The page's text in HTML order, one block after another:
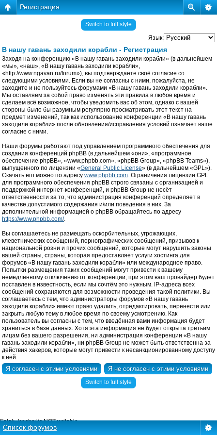
Регистрация
Switch to full style
Язык:
В нашу гавань заходили корабли - Регистрация
Заходя на конференцию «В нашу гавань заходили корабли» (в дальнейшем
«мы», «наш», «В нашу гавань заходили корабли»,
«http://www.ngavan.ru/forum»), вы подтверждаете своё согласие со
следующими условиями. Если вы не согласны с ними, пожалуйста, не
заходите и не пользуйтесь форумами «В нашу гавань заходили корабли».
Мы оставляем за собой право изменять эти правила в любое время и
сделаем всё возможное, чтобы уведомить вас об этом, однако с вашей
стороны было бы разумным регулярно просматривать этот текст на
предмет изменений, так как использование конференции «В нашу гавань
заходили корабли» после обновления/исправления условий означает ваше
согласие с ними.
Наши форумы работают под управлением программного обеспечения для
создания конференций phpBB (в дальнейшем «они», «программное
обеспечение phpBB», «www.phpbb.com», «phpBB Group», «phpBB Teams»),
выпущенного по лицензии «General Public License» (в дальнейшем «GPL»).
Скачать его можно по адресу www.phpbb.com. Ограничения лицензии GPL
для программного обеспечения phpBB строго связаны с организацией и
поддержкой интернет-конференций, и phpBB Group не несёт
ответственности за то, что администрация конференций определяет в
качестве допустимого содержания и/или поведения в них. За
дополнительной информацией о phpBB обращайтесь по адресу
https://www.phpbb.com/.
Вы соглашаетесь не размещать оскорбительных, угрожающих,
клеветнических сообщений, порнографических сообщений, призывов к
национальной розни и прочих сообщений, которые могут нарушить законы
вашей страны, страны, которая предоставляет услуги хостинга для
форумов «В нашу гавань заходили корабли» или международное право.
Попытки размещения таких сообщений могут привести к вашему
немедленному отключению от конференции, при этом ваш провайдер будет
поставлен в известность, если мы сочтём это нужным. IP-адреса всех
сообщений сохраняются для возможности проведения такой политики. Вы
соглашаетесь с тем, что администраторы форумов «В нашу гавань
заходили корабли» имеют право удалить, отредактировать, перенести или
закрыть любую тему в любое время по своему усмотрению. Как
пользователь вы согласны с тем, что введённая вами информация будет
храниться в базе данных. Хотя эта информация не будет открыта третьим
лицам без вашего разрешения, ни администрация конференции «В нашу
гавань заходили корабли», ни phpBB Group не может быть ответственна за
действия хакеров, которые могут привести к несанкционированному доступу
к ней.
Switch to full style
Список форумов
Fatal: ./cache/ is NOT writable.